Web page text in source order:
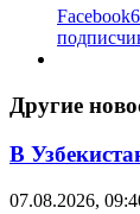
Facebook
Другие
В
07.08.2026,